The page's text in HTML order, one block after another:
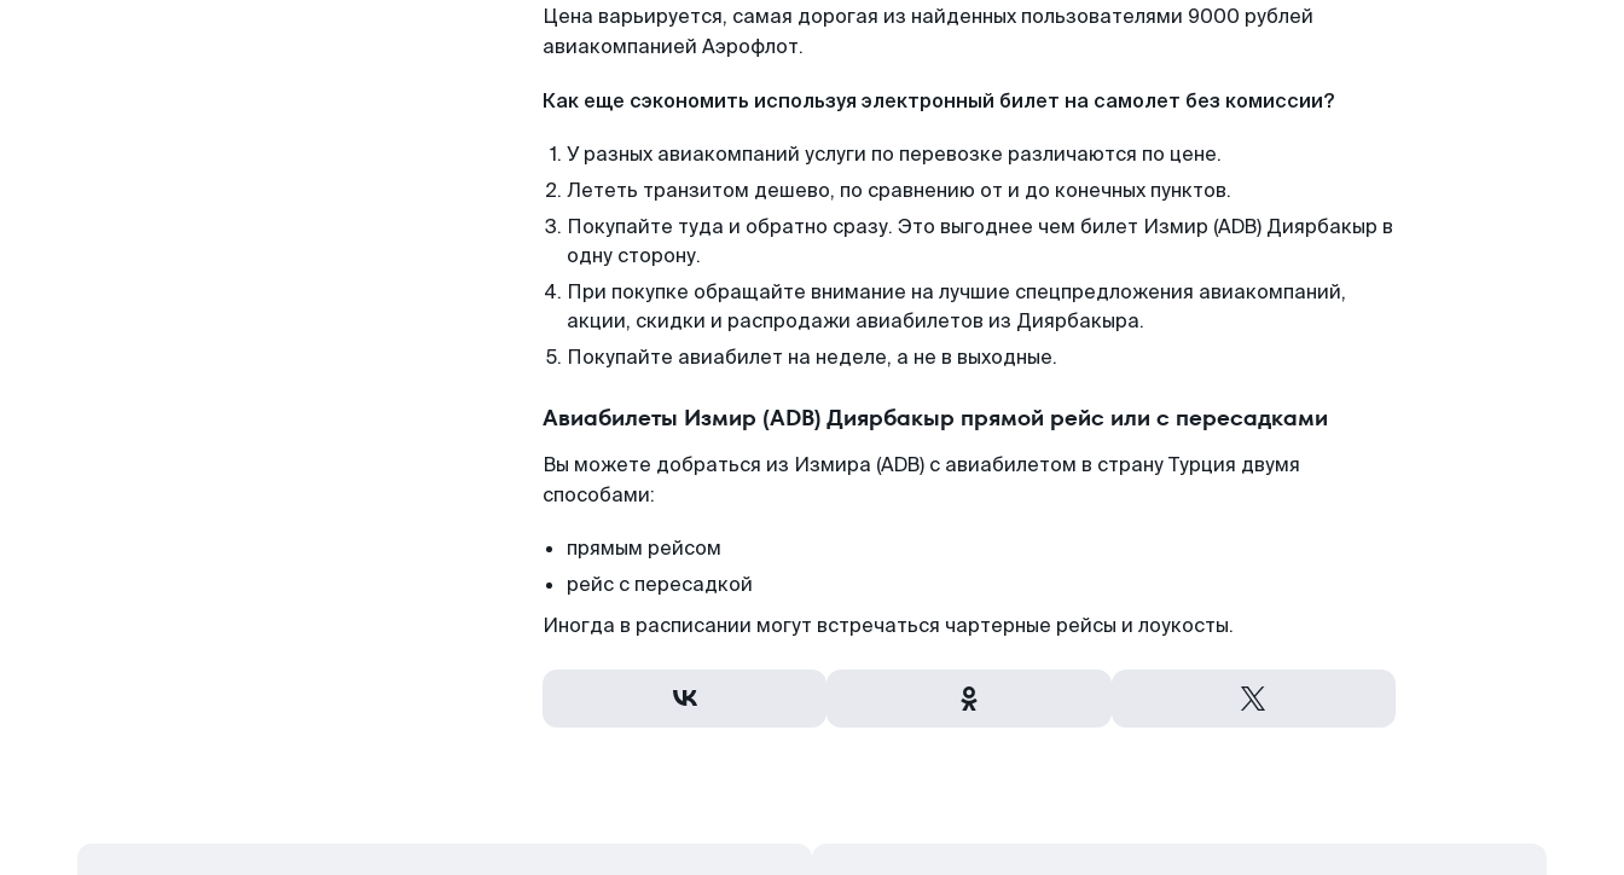
Цена варьируется, самая дорогая из найденных пользователями 9000 рублей
авиакомпанией Аэрофлот.
Как еще сэкономить используя электронный билет на самолет без комиссии?
У разных авиакомпаний услуги по перевозке различаются по цене.
Лететь транзитом дешево, по сравнению от и до конечных пунктов.
Покупайте туда и обратно сразу. Это выгоднее чем билет Измир (ADB) Диярбакыр в
одну сторону.
При покупке обращайте внимание на лучшие спецпредложения авиакомпаний,
акции, скидки и распродажи авиабилетов из Диярбакыра.
Покупайте авиабилет на неделе, а не в выходные.
Авиабилеты Измир (ADB) Диярбакыр прямой рейс или с пересадками
Вы можете добраться из Измира (ADB) с авиабилетом в страну Турция двумя
способами:
прямым рейсом
рейс с пересадкой
Иногда в расписании могут встречаться чартерные рейсы и лоукосты.